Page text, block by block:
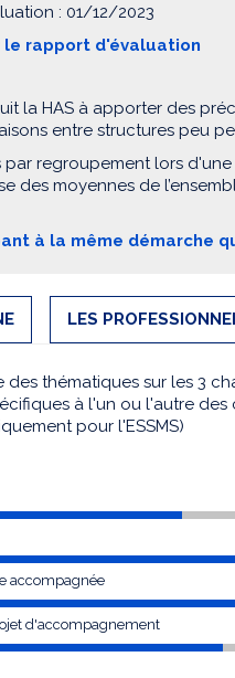
: 01/12/2023
le rapport d'évaluation
la HAS à apporter des
entre structures peu
regroupement lors
des moyennes de
à la même démarche
LES
des thématiques sur les 3
à l'un ou l'autre des
pour l'ESSMS)
accompagnée
d'accompagnement